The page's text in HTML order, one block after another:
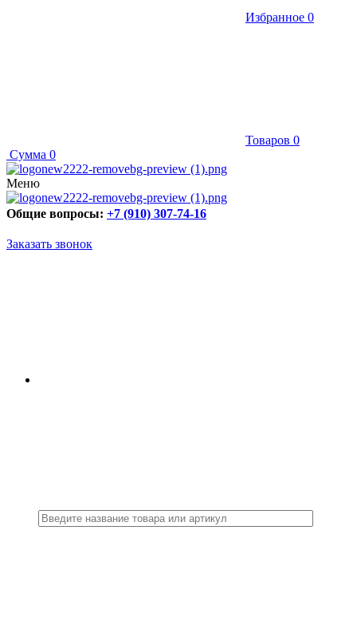
Избранное 0
Товаров 0
Сумма 0
Меню
Общие вопросы: +7 (910) 307-74-16
Заказать звонок